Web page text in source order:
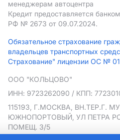
менеджерам автоцентра
Кредит предоставляется
РФ № 2673 от 09.07.2024.
Обязательное страхование
владельцев транспортных
Страхование" лицензии ОС №
ООО "КОЛЬЦОВО"
ИНН: 9723262090 / КПП:
115193, Г.МОСКВА, ВН.ТЕР.Г.
ЮЖНОПОРТОВЫЙ, УЛ ПЕТРА
ПОМЕЩ. 3/5